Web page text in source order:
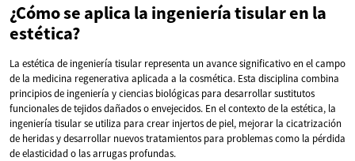
¿Cómo se aplica la ingeniería tisular en la
estética?
La estética de ingeniería tisular representa un avance significativo en el campo
de la medicina regenerativa aplicada a la cosmética. Esta disciplina combina
principios de ingeniería y ciencias biológicas para desarrollar sustitutos
funcionales de tejidos dañados o envejecidos. En el contexto de la estética, la
ingeniería tisular se utiliza para crear injertos de piel, mejorar la cicatrización
de heridas y desarrollar nuevos tratamientos para problemas como la pérdida
de elasticidad o las arrugas profundas.